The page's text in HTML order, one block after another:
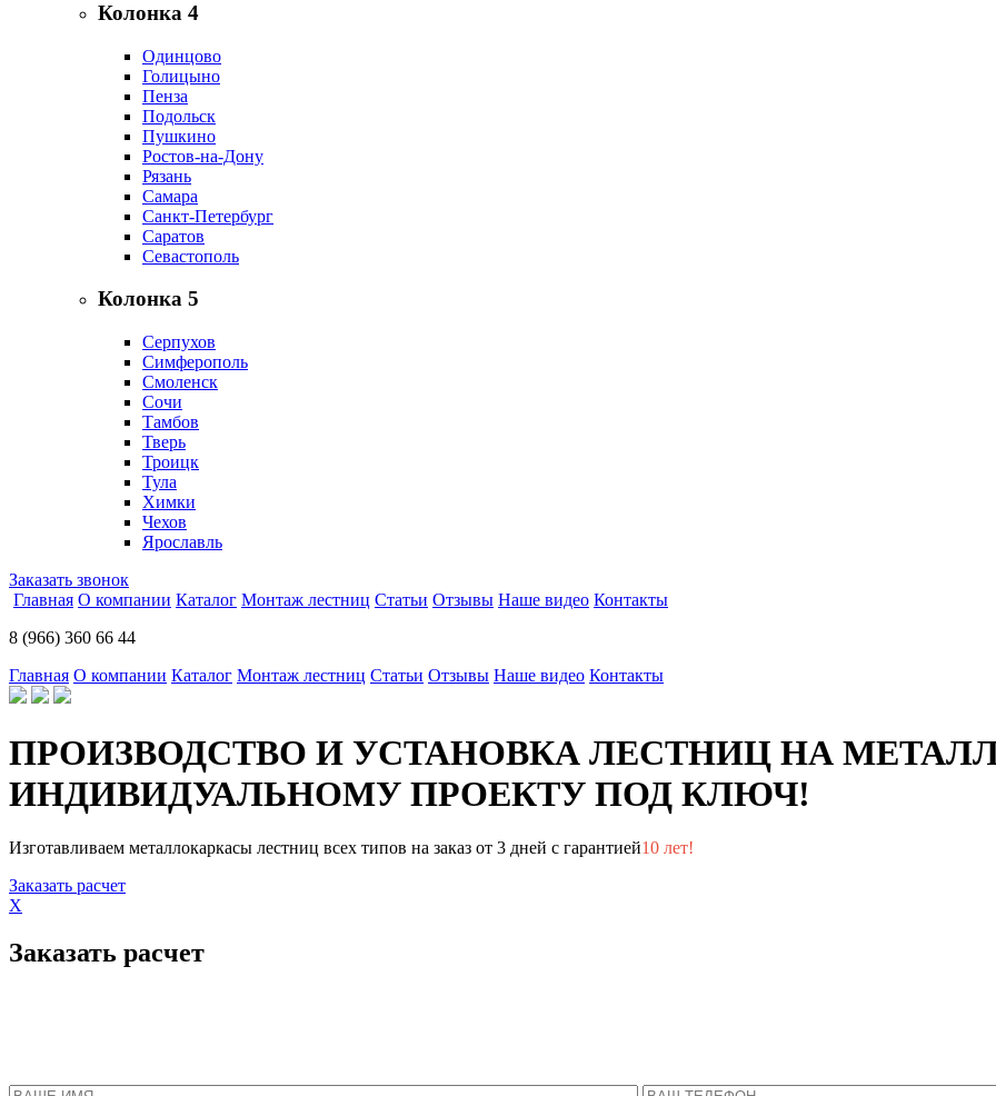
Колонка 4
Одинцово
Голицыно
Пенза
Подольск
Пушкино
Ростов-на-Дону
Рязань
Самара
Санкт-Петербург
Саратов
Севастополь
Колонка 5
Серпухов
Симферополь
Смоленск
Сочи
Тамбов
Тверь
Троицк
Тула
Химки
Чехов
Ярославль
Заказать звонок
Главная О компании Каталог Монтаж лестниц Статьи Отзывы Наше видео Контакты
8 (966) 360 66 44
Главная О компании Каталог Монтаж лестниц Статьи Отзывы Наше видео Контакты
ПРОИЗВОДСТВО И УСТАНОВКА ЛЕСТНИЦ НА
ИНДИВИДУАЛЬНОМУ ПРОЕКТУ ПОД КЛЮЧ!
Изготавливаем металлокаркасы лестниц всех типов на заказ от 3 дней с гарантией10 лет!
Заказать расчет
X
Заказать расчет